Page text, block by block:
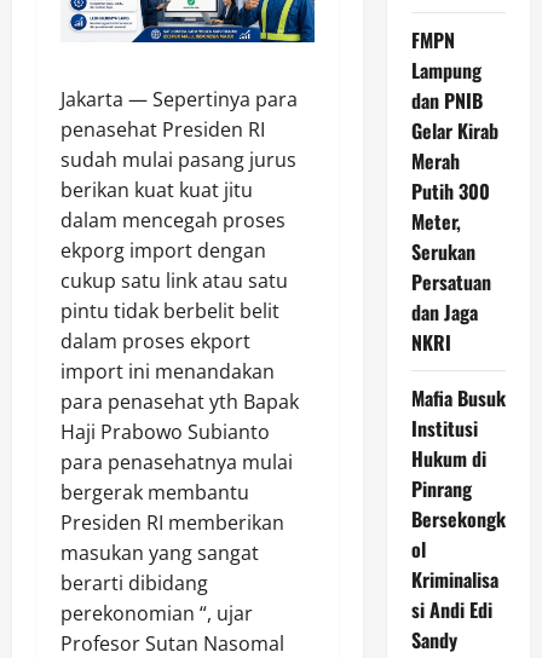
Jakarta — Sepertinya para
penasehat Presiden RI
sudah mulai pasang jurus
berikan kuat kuat jitu
dalam mencegah proses
ekporg import dengan
cukup satu link atau satu
pintu tidak berbelit belit
dalam proses ekport
import ini menandakan
para penasehat yth Bapak
Haji Prabowo Subianto
para penasehatnya mulai
bergerak membantu
Presiden RI memberikan
masukan yang sangat
berarti dibidang
perekonomian “, ujar
Profesor Sutan Nasomal
FMPN
Lampung
dan PNIB
Gelar Kirab
Merah
Putih 300
Meter,
Serukan
Persatuan
dan Jaga
NKRI
Mafia Busuk
Institusi
Hukum di
Pinrang
Bersekongk
ol
Kriminalisa
si Andi Edi
Sandy